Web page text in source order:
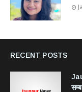
RECENT POSTS